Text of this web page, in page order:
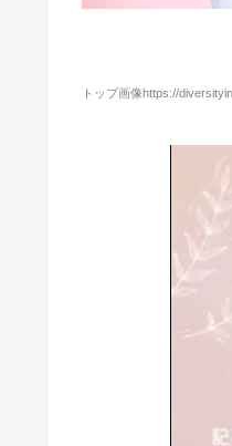
トップ画像https://